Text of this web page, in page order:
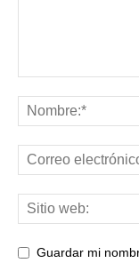
Guardar mi